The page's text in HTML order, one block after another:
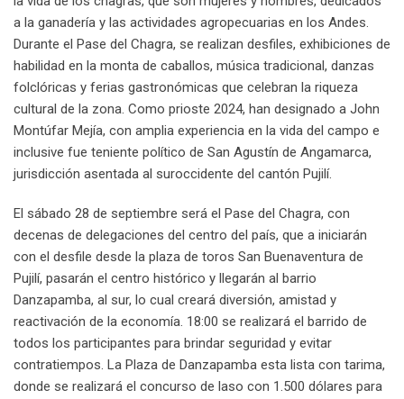
a la ganadería y las actividades agropecuarias en los Andes.
Durante el Pase del Chagra, se realizan desfiles, exhibiciones de
habilidad en la monta de caballos, música tradicional, danzas
folclóricas y ferias gastronómicas que celebran la riqueza
cultural de la zona. Como prioste 2024, han designado a John
Montúfar Mejía, con amplia experiencia en la vida del campo e
inclusive fue teniente político de San Agustín de Angamarca,
jurisdicción asentada al suroccidente del cantón Pujilí.
El sábado 28 de septiembre será el Pase del Chagra, con
decenas de delegaciones del centro del país, que a iniciarán
con el desfile desde la plaza de toros San Buenaventura de
Pujilí, pasarán el centro histórico y llegarán al barrio
Danzapamba, al sur, lo cual creará diversión, amistad y
reactivación de la economía. 18:00 se realizará el barrido de
todos los participantes para brindar seguridad y evitar
contratiempos. La Plaza de Danzapamba esta lista con tarima,
donde se realizará el concurso de laso con 1.500 dólares para